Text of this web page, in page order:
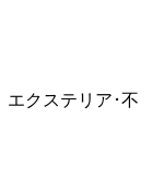
エクステリア･不